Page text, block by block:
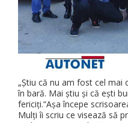
„Știu că nu am fost cel mai
în bară. Mai știu și că ești
fericiți.“Așa începe
Mulți îi scriu ce visează să